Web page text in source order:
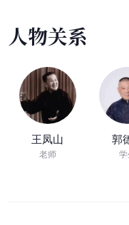
人物关系
王凤山
老师
郭